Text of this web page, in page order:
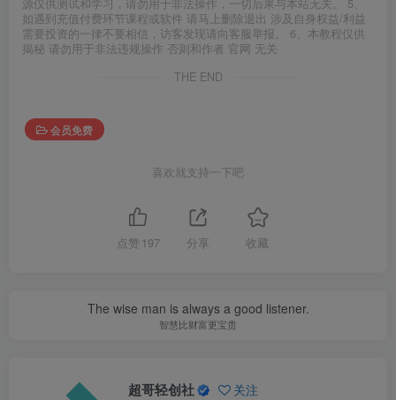
源仅供测试和学习，请勿用于非法操作，一切后果与本站无关。 5、
如遇到充值付费环节课程或软件 请马上删除退出 涉及自身权益/利益
需要投资的一律不要相信，访客发现请向客服举报。 6、本教程仅供
揭秘 请勿用于非法违规操作 否则和作者 官网 无关
THE END
会员免费
喜欢就支持一下吧
点赞 197 分享 收藏
The wise man is always a good listener.
智慧比财富更宝贵
超哥轻创社 关注